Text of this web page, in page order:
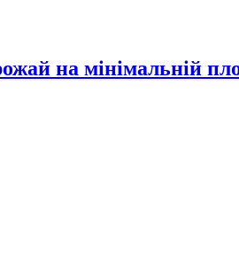
на мінімальній